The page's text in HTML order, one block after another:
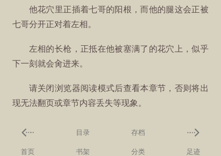
他花穴里正插着七哥的阳根，而他的腿这会正被
七哥分开正对着左相。
左相的长枪，正抵在他被塞满了的花穴上，似乎
下一刻就会肏进来。
请关闭浏览器阅读模式后查看本章节，否则将出
现无法翻页或章节内容丢失等现象。
目录 存档
首页 书架 分类 足迹